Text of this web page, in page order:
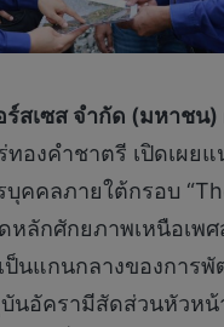
สเซส จำกัด (มหาชน)
ทองคำชาตรี เปิดเผยแ
คคลภายใต้กรอบ
หลักศักยภาพเหนือเพ
ป็นแกนกลางของการ
นอัครามีสัดส่วนหัวห